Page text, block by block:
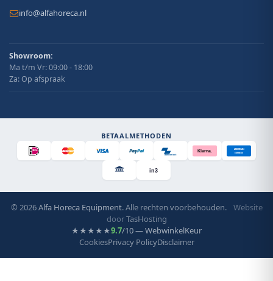
info@alfahoreca.nl
Showroom:
Ma t/m Vr: 09:00 - 18:00
Za: Op afspraak
BETAALMETHODEN
Bancontact
Klarna.
AMERICAN
EXPRESS
in3
© 2026Alfa Horeca Equipment. Alle rechten voorbehouden.
Website
doorTasHosting
★★★★★9.7/10 — WebwinkelKeur
CookiesPrivacy PolicyDisclaimer